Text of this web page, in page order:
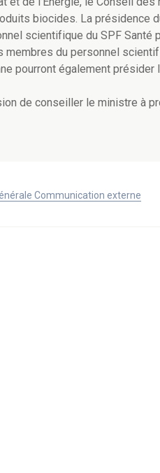
biocides. La présidence
scientifique du SPF Santé
membres du personnel
pourront également présider
de conseiller le ministre à
Communication externe